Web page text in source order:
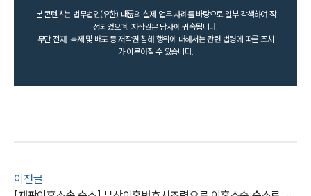
본 콘텐츠는 법무법인(유한) 대륜의 실제 업무 사례를 바탕으로 일부 각색하여 작
성되었으며, 저작권은 당사에 귀속됩니다.
무단 전재, 복제 및 배포 등 저작권 침해 행위에 대해서는 관련 법령에 따른 조치
가 이루어질 수 있습니다.
이전글